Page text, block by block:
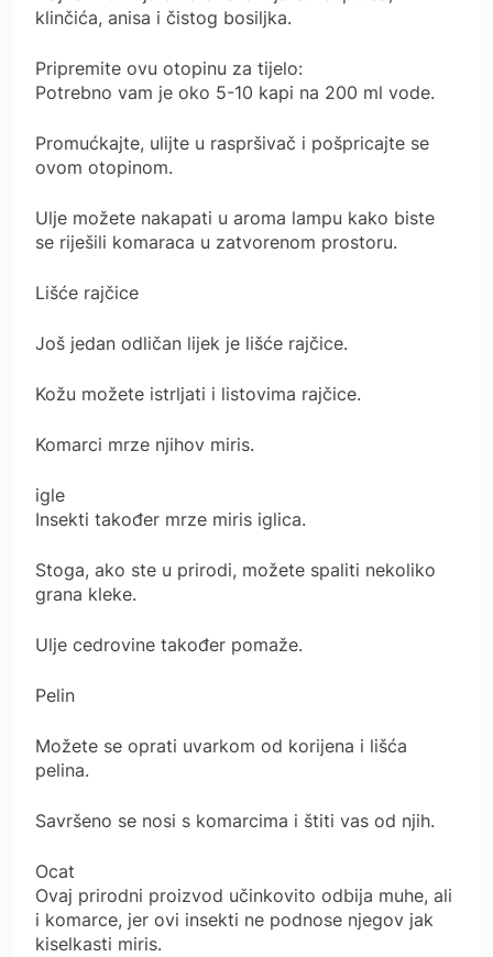
klinčića, anisa i čistog bosiljka.
Pripremite ovu otopinu za tijelo:
Potrebno vam je oko 5-10 kapi na 200 ml vode.
Promućkajte, ulijte u raspršivač i pošpricajte se
ovom otopinom.
Ulje možete nakapati u aroma lampu kako biste
se riješili komaraca u zatvorenom prostoru.
Lišće rajčice
Još jedan odličan lijek je lišće rajčice.
Kožu možete istrljati i listovima rajčice.
Komarci mrze njihov miris.
igle
Insekti također mrze miris iglica.
Stoga, ako ste u prirodi, možete spaliti nekoliko
grana kleke.
Ulje cedrovine također pomaže.
Pelin
Možete se oprati uvarkom od korijena i lišća
pelina.
Savršeno se nosi s komarcima i štiti vas od njih.
Ocat
Ovaj prirodni proizvod učinkovito odbija muhe, ali
i komarce, jer ovi insekti ne podnose njegov jak
kiselkasti miris.